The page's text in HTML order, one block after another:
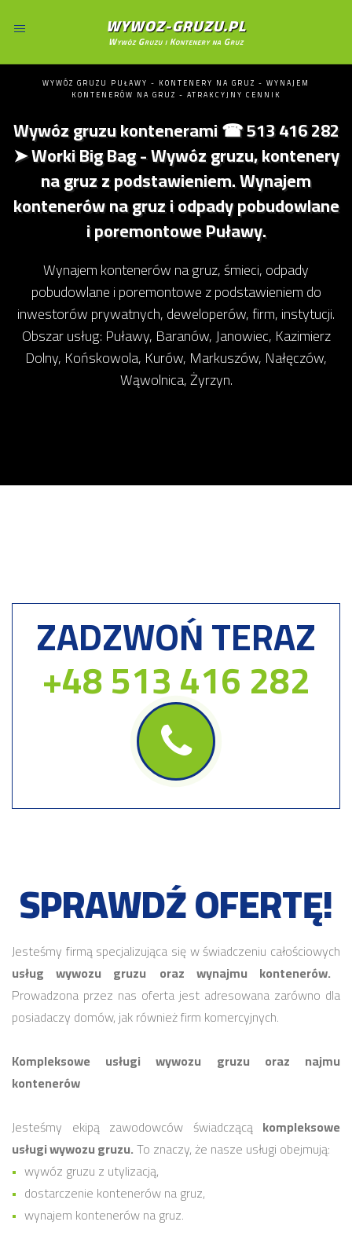
WYWOZ-GRUZU.PL
Wywóz Gruzu i Kontenery na Gruz
WYWÓZ GRUZU PUŁAWY - KONTENERY NA GRUZ - WYNAJEM
KONTENERÓW NA GRUZ - ATRAKCYJNY CENNIK
Wywóz gruzu kontenerami ☎ 513 416 282
➤ Worki Big Bag - Wywóz gruzu, kontenery
na gruz z podstawieniem. Wynajem
kontenerów na gruz i odpady pobudowlane
i poremontowe Puławy.
Wynajem kontenerów na gruz, śmieci, odpady
pobudowlane i poremontowe z podstawieniem do
inwestorów prywatnych, deweloperów, firm, instytucji.
Obszar usług: Puławy, Baranów, Janowiec, Kazimierz
Dolny, Końskowola, Kurów, Markuszów, Nałęczów,
Wąwolnica, Żyrzyn.
ZADZWOŃ TERAZ
+48 513 416 282
SPRAWDŹ OFERTĘ!
Jesteśmy firmą specjalizująca się w świadczeniu całościowych
usług wywozu gruzu
oraz wynajmu kontenerów.
Prowadzona przez nas oferta jest adresowana zarówno dla
posiadaczy domów, jak również firm komercyjnych.
Kompleksowe usługi wywozu gruzu oraz najmu
kontenerów
Jesteśmy ekipą zawodowców świadczącą kompleksowe
usługi wywozu gruzu.To znaczy, że nasze usługi obejmują:
wywóz gruzu z utylizacją,
dostarczenie kontenerów na gruz,
wynajem kontenerów na gruz.